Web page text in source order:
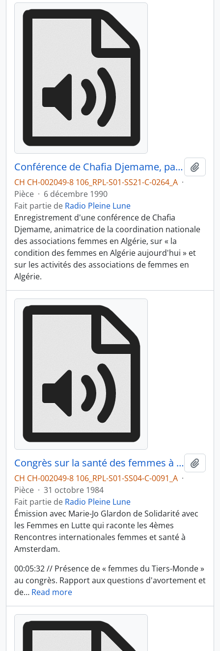
Conférence de Chafia Djemame, partie 1
CH CH-002049-8 106_RPL-S01-SS21-C-0264_A ·
Pièce · 6 décembre 1990
Fait partie de Radio Pleine Lune
Enregistrement d'une conférence de Chafia
Djemame, animatrice de la coordination nationale
des associations femmes en Algérie, sur « la
condition des femmes en Algérie aujourd'hui » et
sur les activités des associations de femmes en
Algérie.
Congrès sur la santé des femmes à Amsterdam, partie 1
CH CH-002049-8 106_RPL-S01-SS04-C-0091_A ·
Pièce · 31 octobre 1984
Fait partie de Radio Pleine Lune
Émission avec Marie-Jo Glardon de Solidarité avec
les Femmes en Lutte qui raconte les 4èmes
Rencontres internationales femmes et santé à
Amsterdam.
00:05:32 // Présence de « femmes du Tiers-Monde »
au congrès. Rapport aux questions d'avortement et
de… Read more